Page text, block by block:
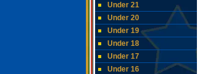
Under 21
Under 20
Under 19
Under 18
Under 17
Under 16